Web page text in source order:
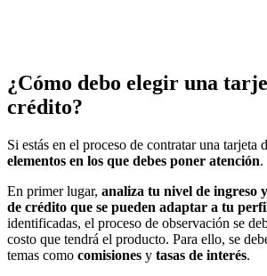
¿Cómo debo elegir una
crédito?
Si estás en el proceso de contratar una tarjeta
elementos en los que debes poner atención.
En primer lugar, analiza tu nivel de ingreso
de crédito que se pueden adaptar a tu
identificadas, el proceso de observación se
costo que tendrá el producto. Para ello, se
temas como comisiones y tasas de interés.